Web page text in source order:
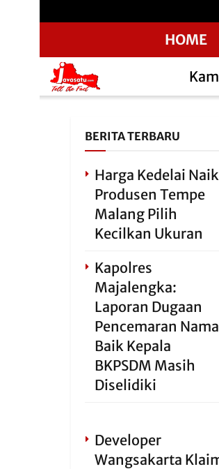
HOME
BERITA TERBARU
Harga Kedelai
Produsen Tempe
Malang Pilih
Kecilkan Ukuran
Kapolres
Majalengka:
Laporan Dugaan
Pencemaran Nama
Baik Kepala
BKPSDM Masih
Diselidiki
Developer
Wangsakarta